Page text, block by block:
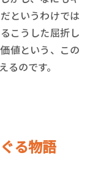
というわけでは
こうした屈折し
値という、この
のです。
る物語